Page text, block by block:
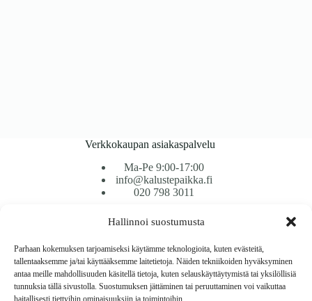
Hallinnoi suostumusta
Parhaan kokemuksen tarjoamiseksi käytämme teknologioita, kuten evästeitä,
tallentaaksemme ja/tai käyttääksemme laitetietoja. Näiden tekniikoiden hyväksyminen
antaa meille mahdollisuuden käsitellä tietoja, kuten selauskäyttäytymistä tai yksilöllisiä
tunnuksia tällä sivustolla. Suostumuksen jättäminen tai peruuttaminen voi vaikuttaa
haitallisesti tiettyihin ominaisuuksiin ja toimintoihin.
Verkkokaupan asiakaspalvelu
Ma-Pe 9:00-17:00
info@kalustepaikka.fi
020 798 3011
Tavarantoimitus / Maksutavat
Toimitustavat
Maksutavat
Vaihto ja palautus
Reklamaatiot